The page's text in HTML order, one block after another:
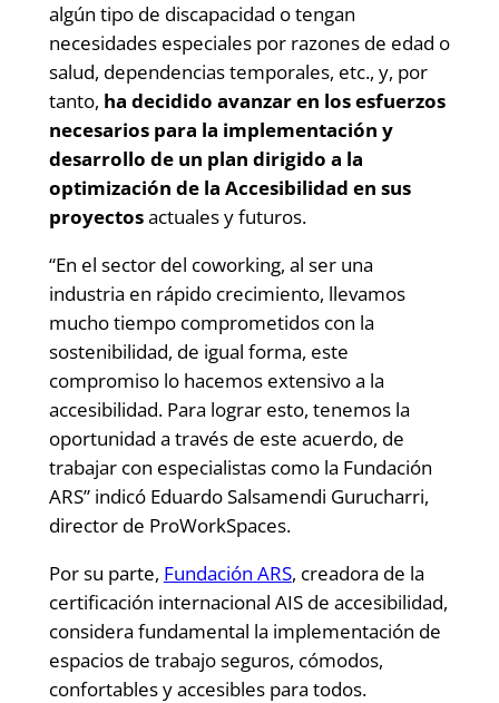
algún tipo de discapacidad o tengan
necesidades especiales por razones de edad o
salud, dependencias temporales, etc., y, por
tanto, ha decidido avanzar en los esfuerzos
necesarios para la implementación y
desarrollo de un plan dirigido a la
optimización de la Accesibilidad en sus
proyectosactuales y futuros.
“En el sector del coworking, al ser una
industria en rápido crecimiento, llevamos
mucho tiempo comprometidos con la
sostenibilidad, de igual forma, este
compromiso lo hacemos extensivo a la
accesibilidad. Para lograr esto, tenemos la
oportunidad a través de este acuerdo, de
trabajar con especialistas como la Fundación
ARS” indicó Eduardo Salsamendi Gurucharri,
director de ProWorkSpaces.
Por su parte, Fundación ARS, creadora de la
certificación internacional AIS de accesibilidad,
considera fundamental la implementación de
espacios de trabajo seguros, cómodos,
confortables y accesibles para todos.